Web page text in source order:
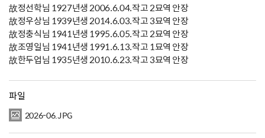
故정선학님 1927년생 2006.6.04.작고 2묘역 안장
故정우상님 1939년생 2014.6.03.작고 3묘역 안장
故정충식님 1941년생 1995.6.05.작고 2묘역 안장
故조영일님 1941년생 1991.6.13.작고 1묘역 안장
故한두업님 1935년생 2010.6.23.작고 3묘역 안장
파일
2026-06.JPG